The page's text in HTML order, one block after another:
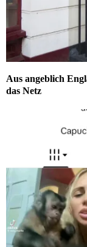
Aus angeblich
das Netz